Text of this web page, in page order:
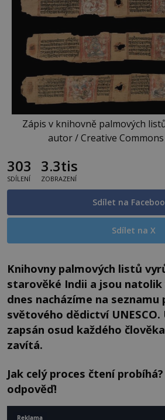
Zápis v knihovně palmových
autor / Creative
303
SDÍLENÍ
3.3tis
ZOBRAZENÍ
Sdílet na
Sdílet na X
Knihovny palmových listů
starověké Indii a jsou natolik
dnes nacházíme na seznamu
světového dědictví UNESCO.
zapsán osud každého
zavítá.
Jak celý proces čtení
odpověď!
Reklama